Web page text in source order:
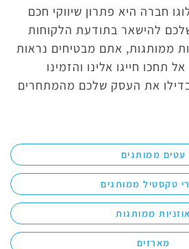
עטים ממותגים
טקסטיל ממותגים
אוזניות ממותגות
מארזים
חברה היא פתרון שיווקי חכם
להישאר בתודעת הלקוחות
ממותגות, אתם מבטיחים נראות
תחכו חייגו אלינו והזמינו
את העסק שלכם מהמתחרים